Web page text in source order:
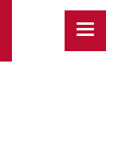
菜